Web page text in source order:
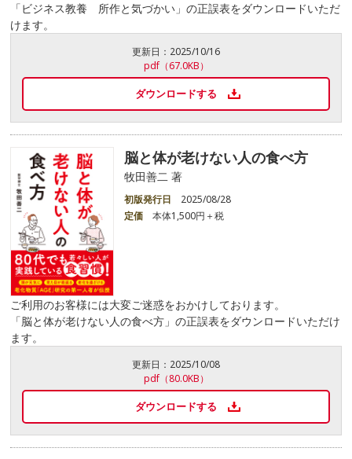
「ビジネス教養 所作と気づかい」の正誤表をダウンロードいただ
けます。
更新日： 2025/10/16
pdf（67.0KB）
ダウンロードする
脳と体が老けない人の食べ方
牧田善二 著
初版発行日
2025/08/28
定価
本体1,500円＋税
ご利用のお客様には大変ご迷惑をおかけしております。
「脳と体が老けない人の食べ方」の正誤表をダウンロードいただけ
ます。
更新日： 2025/10/08
pdf（80.0KB）
ダウンロードする